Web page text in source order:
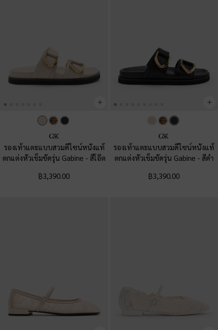
รองเท้าแตะแบบสวมดีไซน์หนังแท้
ตกแต่งหัวเข็มขัดรุ่น Gabine-สีโอ๊ต
฿3,390.00
รองเท้าแตะแบบสวมดีไซน์หนังแท้
ตกแต่งหัวเข็มขัดรุ่น Gabine - สีดำ
฿3,390.00